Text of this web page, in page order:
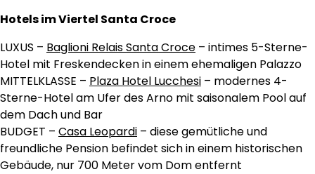
Hotels im Viertel Santa Croce
LUXUS – Baglioni Relais Santa Croce – intimes 5-Sterne-
Hotel mit Freskendecken in einem ehemaligen Palazzo
MITTELKLASSE – Plaza Hotel Lucchesi – modernes 4-
Sterne-Hotel am Ufer des Arno mit saisonalem Pool auf
dem Dach und Bar
BUDGET – Casa Leopardi – diese gemütliche und
freundliche Pension befindet sich in einem historischen
Gebäude, nur 700 Meter vom Dom entfernt